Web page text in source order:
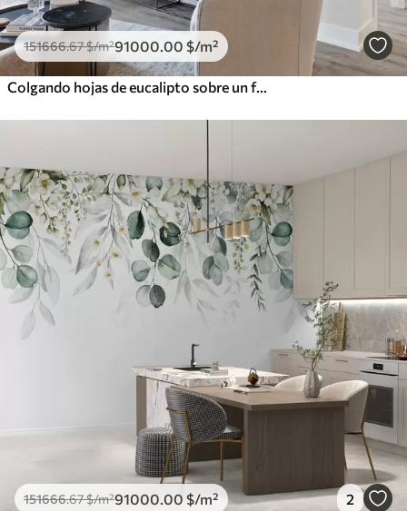
151666.67$/m²91000 .00 $/m²
Colgando hojas de eucalipto sobre un fondo blanco
151666.67$/m²91000 .00 $/m² 2